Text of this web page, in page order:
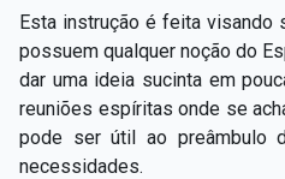
Esta instrução é feita visando
possuem qualquer noção do
dar uma ideia sucinta em
reuniões espíritas onde se
pode ser útil ao preâmbulo
necessidades.